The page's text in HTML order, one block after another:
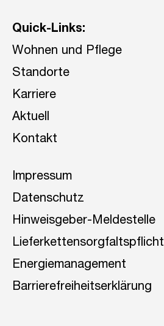
Quick-Links:
Wohnen und Pflege
Standorte
Karriere
Aktuell
Kontakt
Impressum
Datenschutz
Hinweisgeber-Meldestelle
Energiemanagement
Barrierefreiheitserklärung